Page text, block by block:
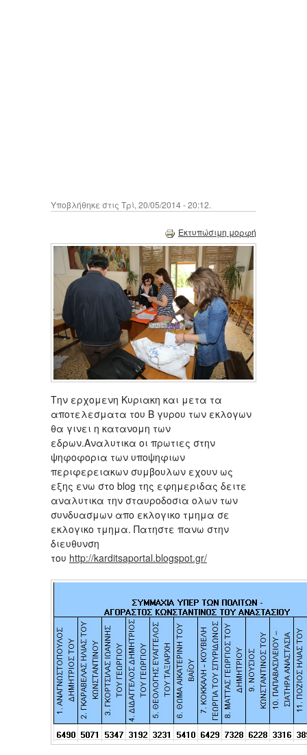
Υποβλήθηκε στις Τρί, 20/05/2014 - 20:12.
Εκτυπώσιμη μορφή
Την ερχομενη Κυριακη και μετα τα
αποτελεσματα του Β γυρου των εκλογων
θα γινει η κατανομη των
εδρων.Αναλυτικα οι πρωτιες στην
ψηφοφορια των υποψηφιων
περιφερειακων συμβουλων εχουν ως
εξης ενω στο blog της εφημεριδας δειτε
αναλυτικα την σταυροδοσια ολων των
συνδυασμων απο εκλογικο τμημα σε
εκλογικο τμημα. Πατηστε πανω στην
διευθυνση
του http://karditsaportal.blogspot.gr/